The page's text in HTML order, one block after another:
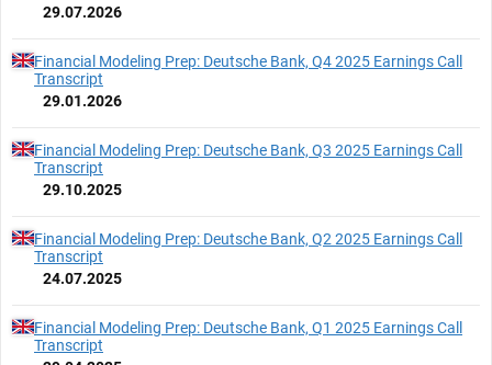
29.07.2026
Financial Modeling Prep: Deutsche Bank, Q4 2025 Earnings Call
Transcript
29.01.2026
Financial Modeling Prep: Deutsche Bank, Q3 2025 Earnings Call
Transcript
29.10.2025
Financial Modeling Prep: Deutsche Bank, Q2 2025 Earnings Call
Transcript
24.07.2025
Financial Modeling Prep: Deutsche Bank, Q1 2025 Earnings Call
Transcript